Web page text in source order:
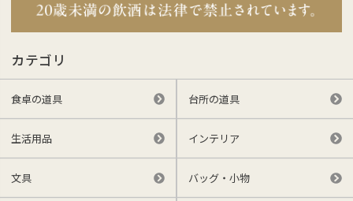
カテゴリ
食卓の道具 台所の道具
生活用品 インテリア
文具 バッグ・小物